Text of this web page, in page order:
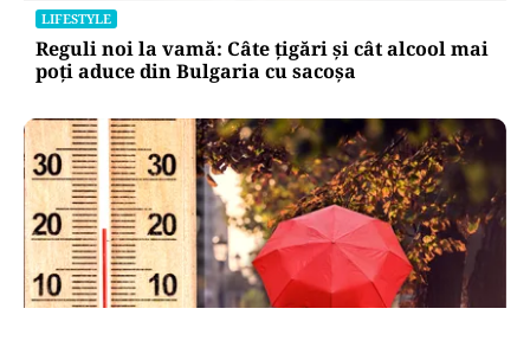
LIFESTYLE
Reguli noi la vamă: Câte țigări și cât alcool mai
poți aduce din Bulgaria cu sacoșa